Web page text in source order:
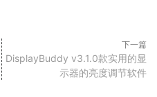
下一篇
DisplayBuddy v3.1.0款实用的显
示器的亮度调节软件